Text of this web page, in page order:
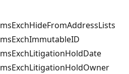
msExchHideFromAddressLists
msExchImmutableID
msExchLitigationHoldDate
msExchLitigationHoldOwner